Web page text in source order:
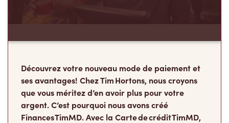
Découvrez votre nouveau mode de paiement et
ses avantages! Chez Tim Hortons, nous croyons
que vous méritez d’en avoir plus pour votre
argent. C’est pourquoi nous avons créé
Finances TimMD. Avec la Carte de crédit TimMD,